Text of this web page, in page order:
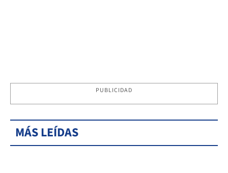
PUBLICIDAD
MÁS LEÍDAS